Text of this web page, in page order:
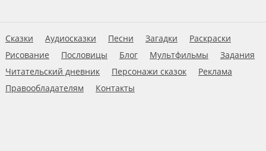
Сказки Аудиосказки Песни Загадки
Раскраски
Рисование
Пословицы Блог Мультфильмы
Задания
Читательский дневник
Персонажи сказок
Реклама
Правообладателям
Контакты